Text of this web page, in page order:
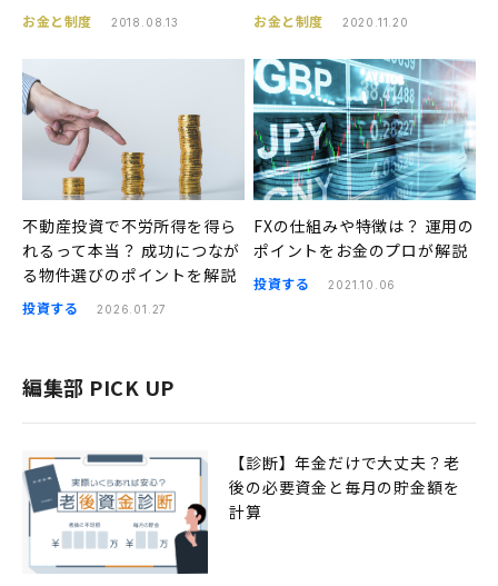
お金と制度 2018.08.13 お金と制度 2020.11.20
不動産投資で不労所得を得ら
れるって本当？ 成功につなが
る物件選びのポイントを解説
投資する 2026.01.27
FXの仕組みや特徴は？ 運用の
ポイントをお金のプロが解説
投資する 2021.10.06
編集部 PICK UP
【診断】年金だけで大丈夫？老
後の必要資金と毎月の貯金額を
計算